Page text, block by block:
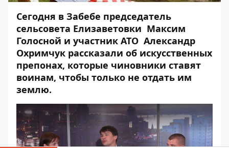
Сегодня в Забебе председатель
сельсовета Елизаветовки Максим
Голосной и участник АТО Александр
Охримчук рассказали об искусственных
препонах, которые чиновники ставят
воинам, чтобы только не отдать им
землю.